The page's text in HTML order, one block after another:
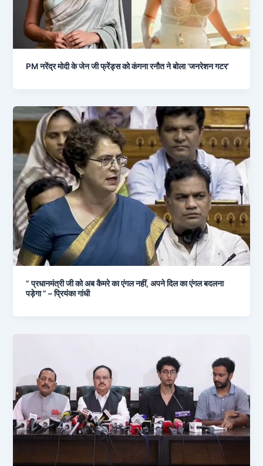
PM नरेंद्र मोदी के जेन जी फ्रेंड्स को कंगना रनौत ने बोला ‘जनरेशन गटर’
” प्रधानमंत्री जी को अब कैमरे का एंगल नहीं, अपने दिल का एंगल बदलना
पड़ेगा ” – प्रियंका गांधी